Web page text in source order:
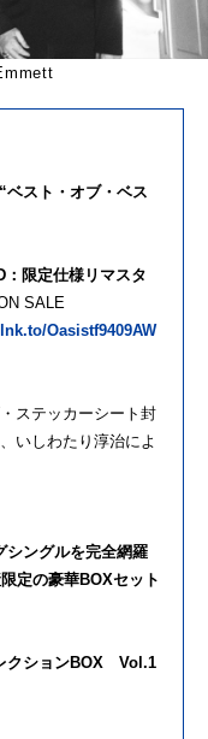
ベスト・オブ・ベス
：限定仕様リマスタ
SALE
Oasistf9409AW
ステッカーシート封
いしわたり淳治によ
シングルを完全網羅
定の豪華BOXセット
クションBOX Vol.1